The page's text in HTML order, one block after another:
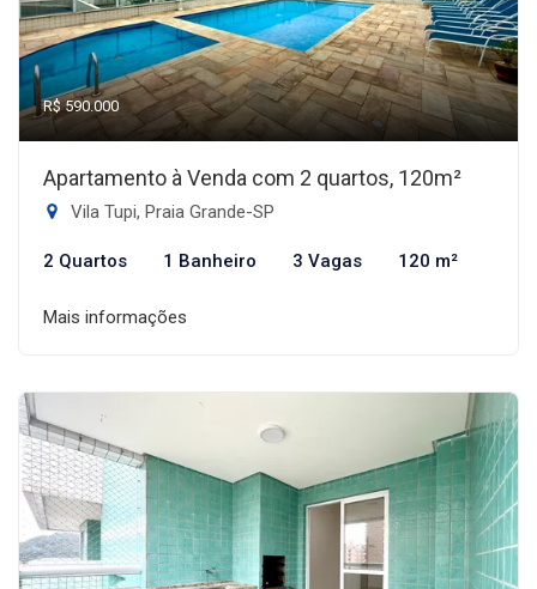
R$ 590.000
Apartamento à Venda com 2 quartos, 120m²
Vila Tupi, Praia Grande-SP
2 Quartos 1 Banheiro 3 Vagas 120 m²
Mais informações